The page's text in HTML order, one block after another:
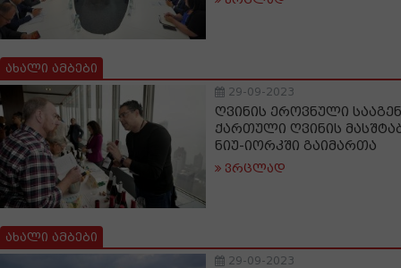
ახალი ამბები
29-09-2023
ღვინის ეროვნული
ქართული ღვინის
ნიუ-იორკში გაიმართა
ვრცლად
ახალი ამბები
29-09-2023